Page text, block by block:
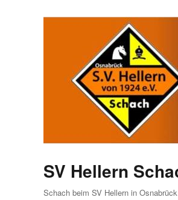
SV Hellern
Schach beim SV Hellern in